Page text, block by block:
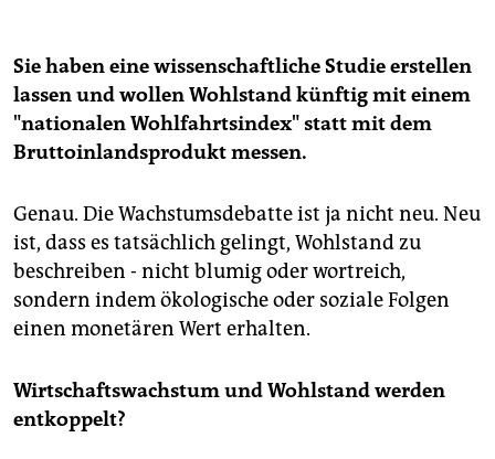
Zieschank und Dorothee Rodenhäuserentwickelt.
Eine von den Grünen In Schleswig-Holstein in Auftrag
gegebene Studie besagt, dass in dem als
"wirtschaftsschwach" verschrienen Schleswig-
beruhenden Einschätzung. Während das BIP mit plus
0,2 Prozent fast stagniert, ist der NWI in Schleswig-
Holstein in einem Jahrzehnt um 9,4 Prozent
gestiegen. Deutschlandweit fiel der NWI in dieser Zeit
um 3,2 Prozent.
darunter auch Einkommensverteilung, Wasser- und
Luftverschmutzung, CO
und häusliche Arbeit, Schäden durch Tabak-, Alkohol-
Sie haben eine wissenschaftliche Studie erstellen
lassen und wollen Wohlstand künftig mit einem
"nationalen Wohlfahrtsindex" statt mit dem
Bruttoinlandsprodukt messen.
Genau. Die Wachstumsdebatte ist ja nicht neu. Neu
ist, dass es tatsächlich gelingt, Wohlstand zu
beschreiben - nicht blumig oder wortreich,
sondern indem ökologische oder soziale Folgen
einen monetären Wert erhalten.
Wirtschaftswachstum und Wohlstand werden
entkoppelt?